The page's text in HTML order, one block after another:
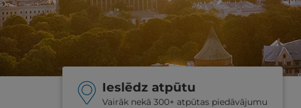
Ieslēdz atpūtu
Vairāk nekā 300+ atpūtas piedāvājumu